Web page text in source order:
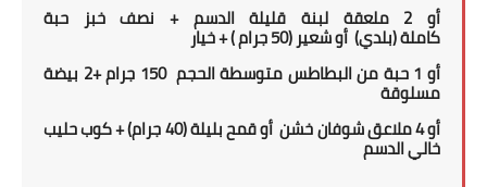
أو 2 ملعقة لبنة قليلة الدسم
+ نصف خبز حبة
كاملة(بلدي) أو شعير(50 جرام
) + خيار
أو 1 حبة منالبطاطس متوسطة الحجم 150 جرام + 2 بيضة
مسلوقة
أو 4 ملاعق شوفان خشن
أو قمح بليلة (40 جرام) + كوب حليب
خالي الدسم